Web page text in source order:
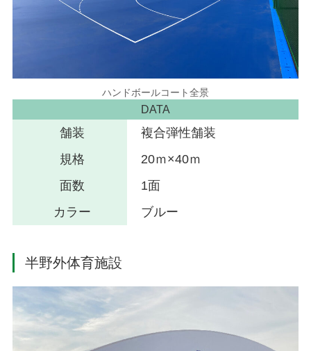
ハンドボールコート全景
DATA
舗装
複合弾性舗装
規格
20ｍ×40ｍ
面数
1面
カラー
ブルー
半野外体育施設